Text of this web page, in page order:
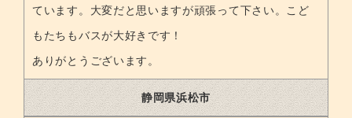
ています。大変だと思いますが頑張って下さい。こど
もたちもバスが大好きです！
ありがとうございます。
静岡県浜松市